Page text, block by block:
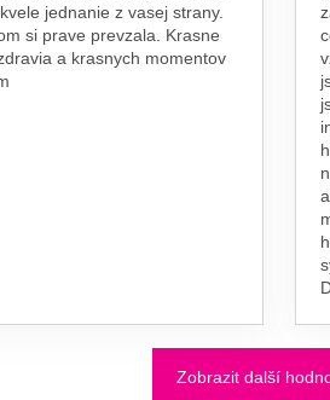
jednanie z vasej strany.
si prave prevzala. Krasne
a krasnych momentov
Zobrazit další